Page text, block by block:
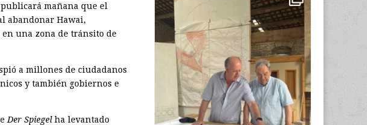
publicará mañana que el
abandonar Hawai,
una zona de tránsito de
a millones de ciudadanos
y también gobiernos e
Der Spiegel ha levantado